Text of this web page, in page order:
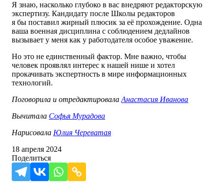
Я знаю, насколько глубоко в вас внедряют редакторскую
экспертизу. Кандидату после Школы редакторов
я бы поставил жирный плюсик за её прохождение. Одна
ваша военная дисциплина с соблюдением дедлайнов
вызывает у меня как у работодателя особое уважение.
Но это не единственный фактор. Мне важно, чтобы
человек проявлял интерес к нашей нише и хотел
прокачивать экспертность в мире информационных
технологий.
Поговорила и отредактировалаАнастасия Иванова
Вычитала Софья Мурадова
Нарисовала Юлия Череватая
18 апреля 2024
Поделиться